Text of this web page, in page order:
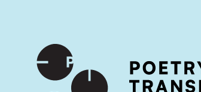
International shipping available - enter